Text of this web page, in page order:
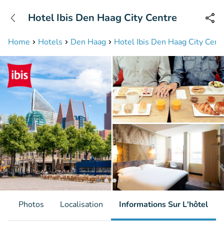
Disponible jusqu'à 23:00 heures
Home Hotels Den Haag Hotel Ibis Den Haag City
Hotel Ibis Den Haag City Centre
Photos Localisation Informations Sur L'hôtel